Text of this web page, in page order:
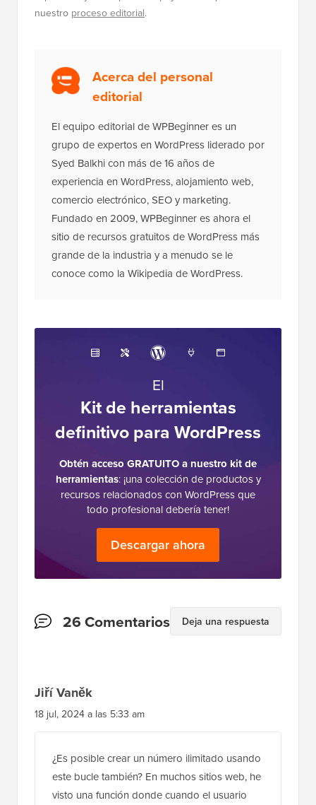
nuestro proceso editorial.
Acerca del personal
editorial
El equipo editorial de WPBeginner es un
grupo de expertos en WordPress liderado por
Syed Balkhi con más de 16 años de
experiencia en WordPress, alojamiento web,
comercio electrónico, SEO y marketing.
Fundado en 2009, WPBeginner es ahora el
sitio de recursos gratuitos de WordPress más
grande de la industria y a menudo se le
conoce como la Wikipedia de WordPress.
El
Kit de herramientas
definitivo para WordPress
Obtén acceso GRATUITO a nuestro kit de
herramientas: ¡una colección de productos y
recursos relacionados con WordPress que
todo profesional debería tener!
Descargar ahora
Interacciones
26 Comentarios Deja una respuesta
Jiří Vaněk
18 jul, 2024 a las 5:33 am
¿Es posible crear un número ilimitado usando
este bucle también? En muchos sitios web, he
visto una función donde cuando el usuario